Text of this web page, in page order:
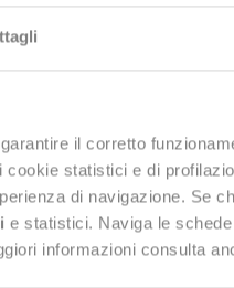
il corretto
statistici e di
di navigazione. Se
e statistici. Naviga le
informazioni consulta
aziende di pubblico
e fornisce
del settore tecnico-
di Datapiano
digitale del settore
delle
da sempre una
di integrare la